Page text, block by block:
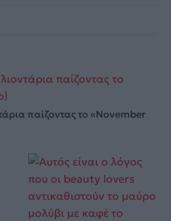
παίζοντας το «November